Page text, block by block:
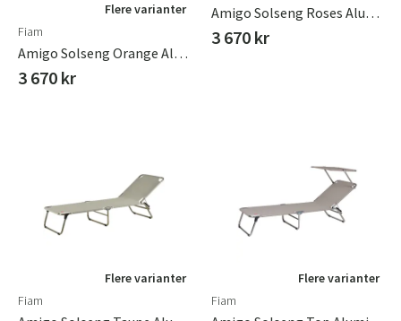
Flere varianter
Fiam
Amigo Solseng Orange Aluminium/textilene
3 670 kr
Amigo Solseng Roses Aluminium
3 670 kr
Flere varianter
Fiam
Flere varianter
Fiam